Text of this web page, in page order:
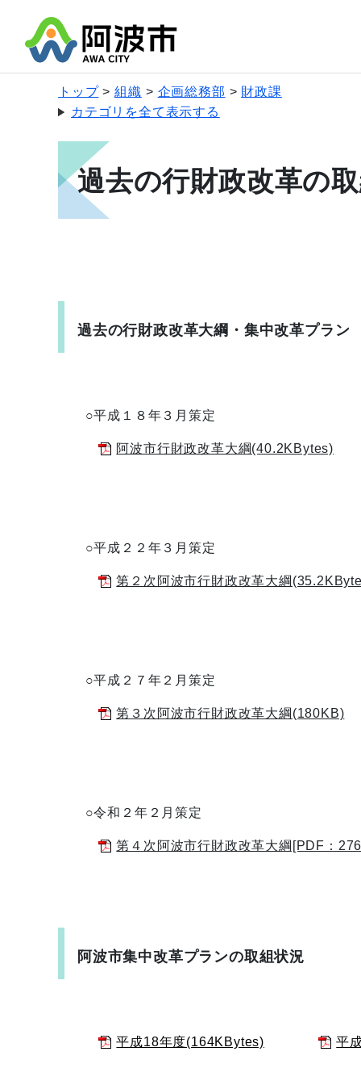
トップ 組織 企画総務部
財政課
カテゴリを全て表示する
過去の行財政改革の
過去の行財政改革大綱・集中改革プラン
○平成１８年３月策定
阿波市行財政改革大綱(40.2KBytes)
○平成２２年３月策定
第２次阿波市行財政改革大綱
○平成２７年２月策定
第３次阿波市行財政改革大綱(180KB)
○令和２年２月策定
第４次阿波市行財政改革大綱[PDF：
阿波市集中改革プランの取組状況
平成18年度(164KBytes) 平